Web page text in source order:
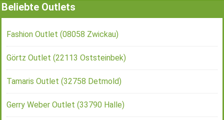
Beliebte Outlets
Fashion Outlet (08058 Zwickau)
Görtz Outlet (22113 Oststeinbek)
Tamaris Outlet (32758 Detmold)
Gerry Weber Outlet (33790 Halle)